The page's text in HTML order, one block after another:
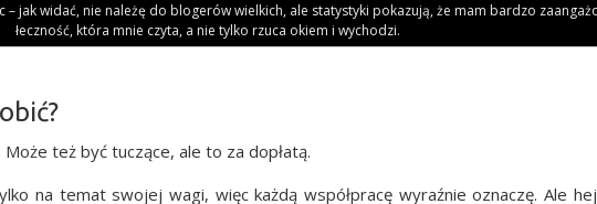
– jak widać, nie nale­żę do blo­ge­rów wiel­kich, ale sta­ty­sty­ki poka­zu­ją, że mam bar­dzo
łecz­ność, któ­ra mnie czy­ta, a nie tyl­ko rzu­ca okiem i wychodzi.
też być tuczą­ce, ale to za dopłatą.
na temat swo­jej wagi, więc każ­dą współ­pra­cę wyraź­nie ozna­czę. Ale